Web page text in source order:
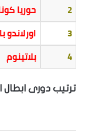
2
حوريا
3
اورلاندو
4
بلاتينوم
ترتيب دورى ابطال